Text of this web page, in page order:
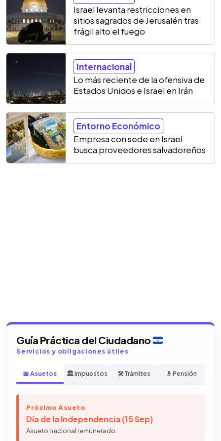
Israel levanta restricciones en
sitios sagrados de Jerusalén tras
frágil alto el fuego
Internacional
Lo más reciente de la ofensiva de
Estados Unidos e Israel en Irán
Entorno Económico
Empresa con sede en Israel
busca proveedores salvadoreños
Guía Práctica del Ciudadano
Servicios y obligaciones útiles
📅 Asuetos 🏛️ Impuestos 🛠️ Trámites 👴 Pensión
Próximo Asueto
Día de la Independencia (15 Sep)
Asueto nacional remunerado.